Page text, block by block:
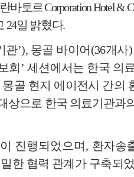
바토르Corporation Hotel &
24일 밝혔다.
관’), 몽골 바이어 (36개사)
회 ’ 세션에서는 한국 의
골 현지 에이전시 간의
상으로 한국 의료기관과
진행되었으며 , 환자송
한 협력 관계가 구축되